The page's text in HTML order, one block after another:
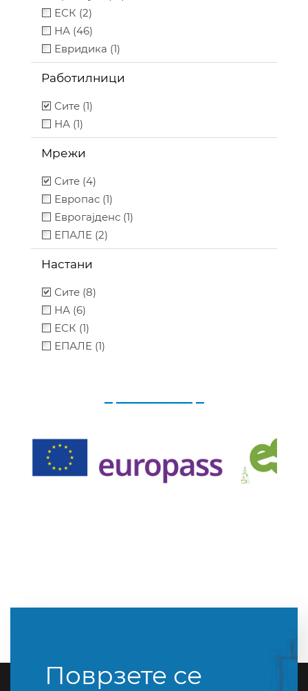
ЕСК (2)
НА (46)
Евридика (1)
Работилници
Сите (1)
НА (1)
Мрежи
Сите (4)
Европас (1)
Еврогајденс (1)
ЕПАЛЕ (2)
Настани
Сите (8)
НА (6)
ЕСК (1)
ЕПАЛЕ (1)
_ __________ _
Поврзете се